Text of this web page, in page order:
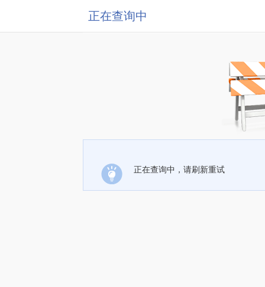
正在查询中
正在查询中，请刷新重试